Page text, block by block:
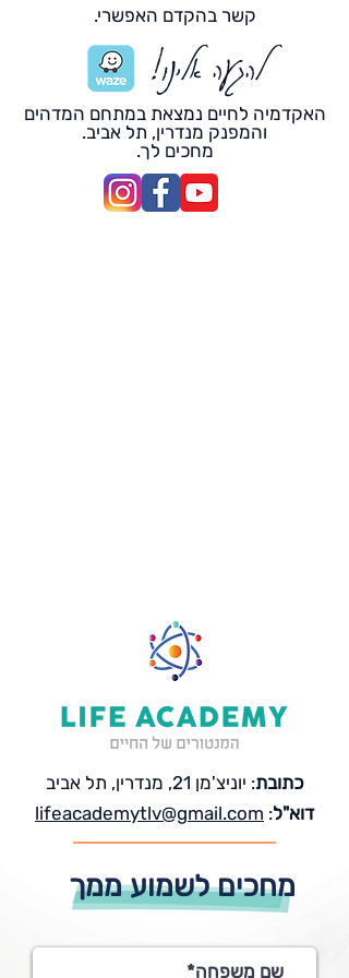
קשר בהקדם האפשרי.
להגעה אלינו!
האקדמיה לחיים נמצאת במתחם המדהים
והמפנק מנדרין, תל אביב.
מחכים לך.
כתובת: יוניצ'מן 21, מנדרין, תל אביב
דוא"ל:
lifeacademytlv@gmail.com
מחכים לשמוע ממך